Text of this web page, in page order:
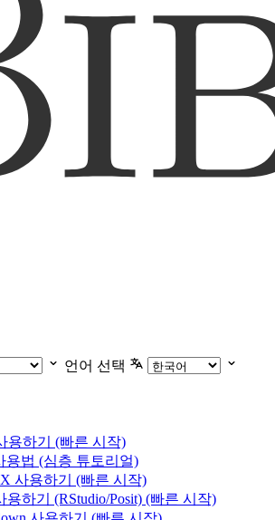
언어 선택
용하기 (빠른 시작)
용법 (심층 튜토리얼)
사용하기 (빠른 시작)
용하기 (RStudio/Posit) (빠른 시작)